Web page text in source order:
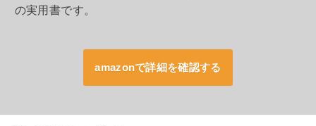
の実用書です。
amazonで詳細を確認する